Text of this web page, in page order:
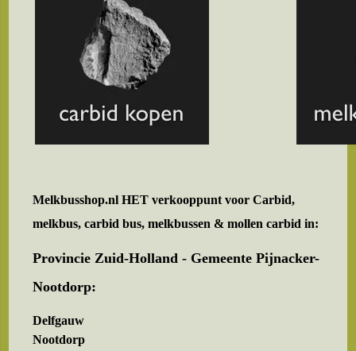
Melkbusshop.nl HET verkooppunt voorCarbid,
melkbus, carbid bus, melkbussen & mollen carbid in:
Provincie Zuid-Holland - Gemeente Pijnacker-
Nootdorp:
Delfgauw
Nootdorp